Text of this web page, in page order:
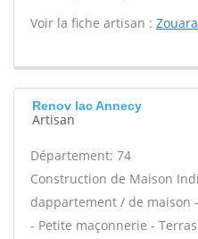
Voir la fiche artisan :
Renov lac Annecy
Artisan
Département: 74
Construction de Maison
dappartement / de
- Petite maçonnerie -